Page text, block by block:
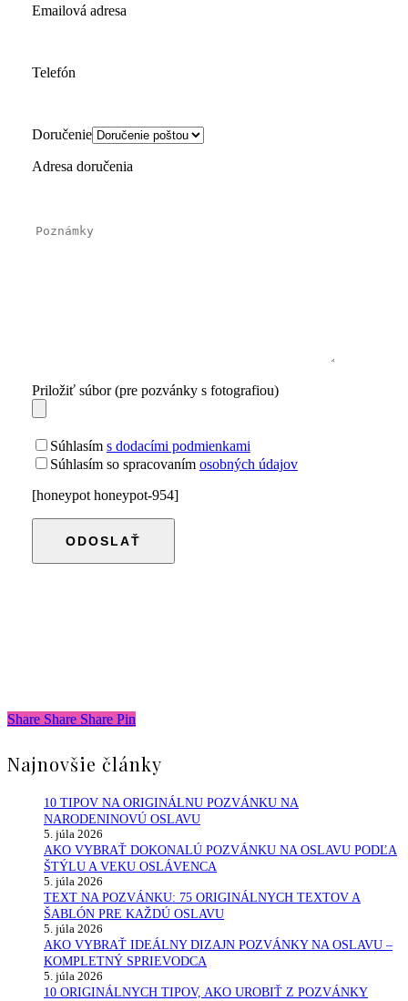
Emailová adresa
Telefón
Doručenie
Adresa doručenia
Priložiť súbor (pre pozvánky s fotografiou)
Súhlasím s dodacími podmienkami
Súhlasím so spracovaním osobných údajov
[honeypot honeypot-954]
Share
Share Share Share Pin
Najnovšie články
10 TIPOV NA ORIGINÁLNU POZVÁNKU NA
NARODENINOVÚ OSLAVU
5. júla 2026
AKO VYBRAŤ DOKONALÚ POZVÁNKU NA OSLAVU PODĽA
ŠTÝLU A VEKU OSLÁVENCA
5. júla 2026
TEXT NA POZVÁNKU: 75 ORIGINÁLNYCH TEXTOV A
ŠABLÓN PRE KAŽDÚ OSLAVU
5. júla 2026
AKO VYBRAŤ IDEÁLNY DIZAJN POZVÁNKY NA OSLAVU –
KOMPLETNÝ SPRIEVODCA
5. júla 2026
10 ORIGINÁLNYCH TIPOV, AKO UROBIŤ Z POZVÁNKY